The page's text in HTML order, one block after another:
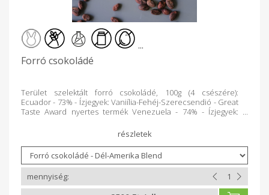
...
Forró csokoládé
Terület szelektált forró csokoládé, 100g (4 csészére):
Ecuador - 73% - Ízjegyek: Vaniília-Fehéj-Szerecsendió - Great
Taste Award nyertes termék Venezuela - 74% - Ízjegyek:
mézessége Dominika - 70% - Ízjegyek: Dohány-Narancs-
Banán-Vanília Dél-Amerikai blend - 60% - Ízjegyek: Virágok
fűszeressége